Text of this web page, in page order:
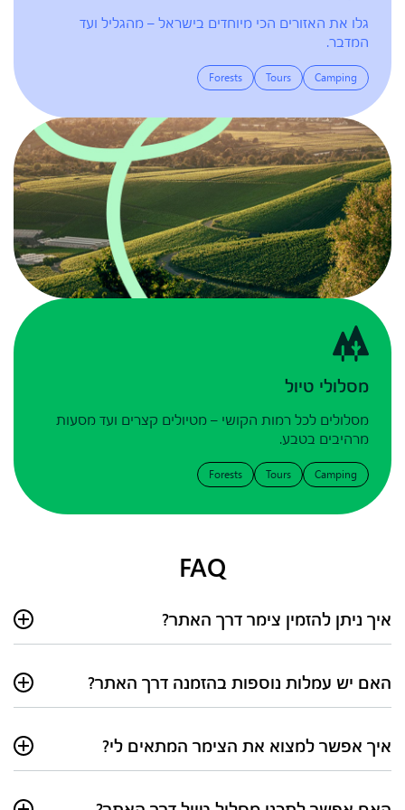
גלו את האזורים הכי מיוחדים בישראל – מהגליל ועד
המדבר.
Camping
Tours
Forests
מסלולי טיול
מסלולים לכל רמות הקושי – מטיולים קצרים ועד מסעות
מרהיבים בטבע.
Camping
Tours
Forests
FAQ
איך ניתן להזמין צימר דרך האתר?
בעל הצימר דרך עמוד הפרסום ולתאם את ההזמנה.
האם יש עמלות נוספות בהזמנה דרך האתר?
מול בעלי הצימרים.
איך אפשר למצוא את הצימר המתאים לי?